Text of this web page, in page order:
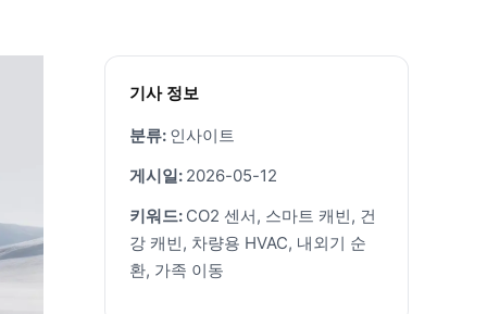
기사 정보
분류: 인사이트
게시일: 2026-05-12
키워드: CO2 센서, 스마트 캐빈, 건
강 캐빈, 차량용 HVAC, 내외기 순
환, 가족 이동